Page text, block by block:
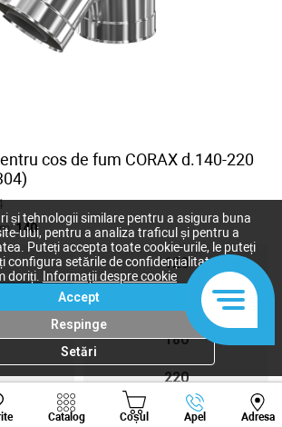
cos de fum CORAX d.140-220
140
120
180
220
300
Catalog Coșul Apel Adresa
Viber Whatsapp
și tehnologii similare pentru a asigura buna
ului, pentru a analiza traficul și pentru a
Puteți accepta toate cookie-urile, le puteți
configura setările de confidențialitate după
doriți.
Informații despre cookie
Accept
Respinge
Setări